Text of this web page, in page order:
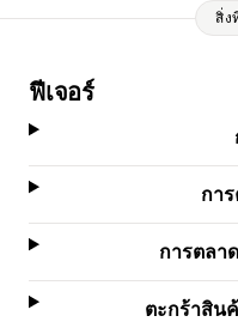
สิ่ง
ฟีเจอร์
กา
การตลา
ตะกร้าสิน